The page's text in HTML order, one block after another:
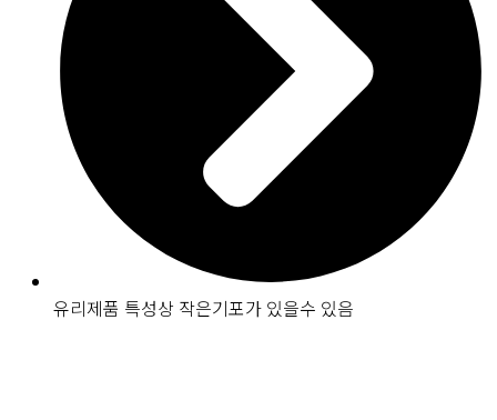
유리제품 특성상 작은기포가 있을수 있음